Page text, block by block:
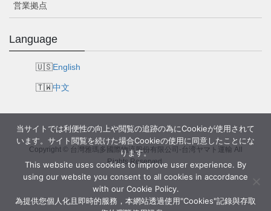
営業拠点
Language
English
中文
Copyright © 台灣雅瑪多國際物流股份有限公司-台湾ヤマト運輸 All
Rights Reserved.
当サイトでは利便性の向上や閲覧の追跡の為にCookieが使用されて
います。サイト閲覧を続けた場合Cookieの使用に同意したことにな
ります。
This website uses cookies to improve user experience. By
using our website you consent to all cookies in accordance
with our Cookie Policy.
為提供您個人化且即時的服務，本網站透過使用"Cookies"記錄與存取